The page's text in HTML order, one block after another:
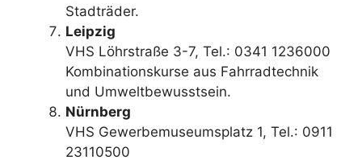
Stadträder.
Leipzig
VHS Löhrstraße 3-7, Tel.: 0341 1236000
Kombinationskurse aus Fahrradtechnik
und Umweltbewusstsein.
Nürnberg
VHS Gewerbemuseumsplatz 1, Tel.: 0911
23110500